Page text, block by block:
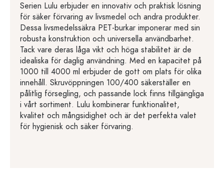
Serien Lulu erbjuder en innovativ och praktisk lösning
för säker förvaring av livsmedel och andra produkter.
Dessa livsmedelssäkra PET-burkar imponerar med sin
robusta konstruktion och universella användbarhet.
Tack vare deras låga vikt och höga stabilitet är de
idealiska för daglig användning. Med en kapacitet på
1000 till 4000 ml erbjuder de gott om plats för olika
innehåll. Skruvöppningen 100/400 säkerställer en
pålitlig försegling, och passande lock finns tillgängliga
i vårt sortiment. Lulu kombinerar funktionalitet,
kvalitet och mångsidighet och är det perfekta valet
för hygienisk och säker förvaring.